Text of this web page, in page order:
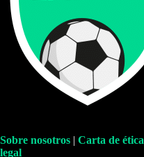
Sobre nosotros | Carta de ética
legal